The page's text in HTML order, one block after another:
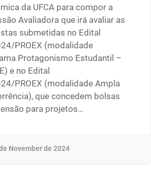
da UFCA para compor a
Avaliadora que irá avaliar as
submetidas no Edital
PROEX (modalidade
Protagonismo Estudantil –
e no Edital
PROEX (modalidade Ampla
que concedem bolsas
para projetos…
November de 2024